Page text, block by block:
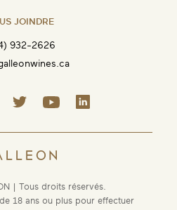
JOINDRE
932-2626
| Tous droits réservés.
18 ans ou plus pour effectuer